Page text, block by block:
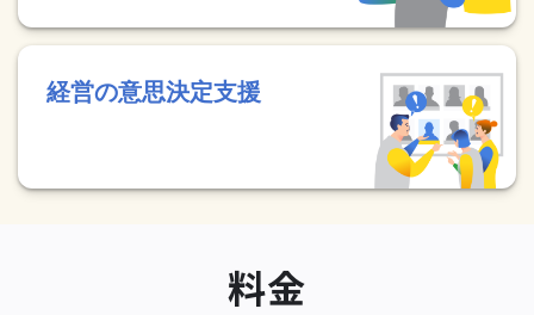
経営の意思決定支援
料金